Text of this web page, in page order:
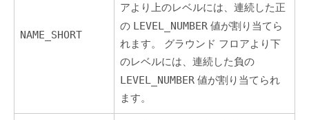
NAME_SHORT
アより上のレベルには、連続した正
の LEVEL_NUMBER 値が割り当てら
れます。 グラウンド フロアより下
のレベルには、連続した負の
LEVEL_NUMBER 値が割り当てられ
ます。